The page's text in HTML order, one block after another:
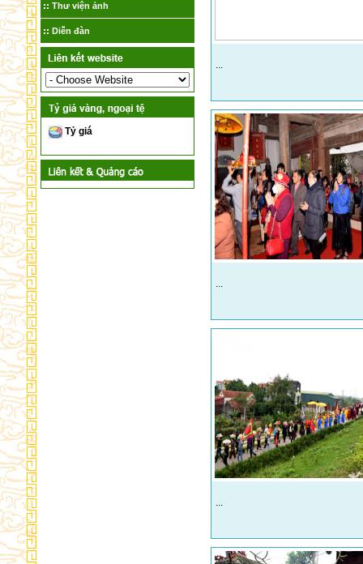
Thư viện ảnh
Diễn đàn
Tỷ giá
...
...
...